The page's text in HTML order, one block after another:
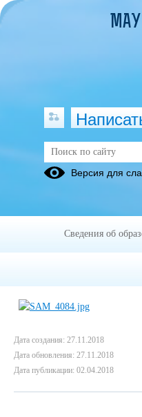
Сплав на Какву
Дата создания: 27.11.2018
Дата обновления: 27.11.2018
Дата публикации: 02.04.2018
Версия для
Сведения об